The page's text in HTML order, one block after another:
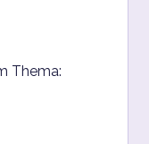
Thema: